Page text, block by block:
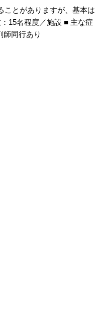
ことがありますが、基本は
15名程度／施設 ■ 主な症
師同行あり